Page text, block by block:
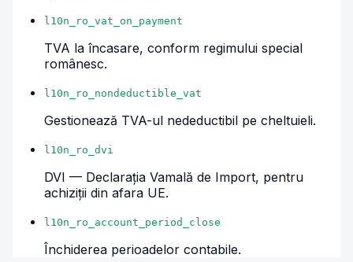
l10n_ro_vat_on_payment
TVA la încasare, conform regimului special
românesc.
l10n_ro_nondeductible_vat
Gestionează TVA-ul nedeductibil pe cheltuieli.
l10n_ro_dvi
DVI — Declarația Vamală de Import, pentru
achiziții din afara UE.
l10n_ro_account_period_close
Închiderea perioadelor contabile.